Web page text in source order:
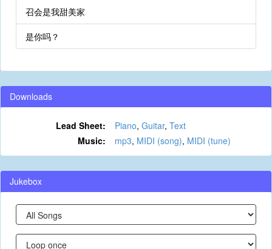
召会是我甜美家
是你吗？
Downloads
Lead Sheet: Piano, Guitar, Text
Music:
mp3, MIDI (song), MIDI (tune)
Jukebox